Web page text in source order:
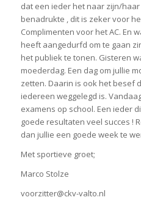
dat een ieder het naar zijn/haar
benadrukte , dit is zeker voor
Complimenten voor het AC. En
heeft aangedurfd om te gaan
het publiek te tonen. Gisteren
moederdag. Een dag om jullie
zetten. Daarin is ook het besef
iedereen weggelegd is.
examens op school. Een ieder
goede resultaten veel succes !
dan jullie een goede week te
Met sportieve groet;
Marco Stolze
voorzitter@ckv-valto.nl